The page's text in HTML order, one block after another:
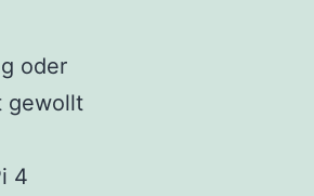
oder
gewollt
4